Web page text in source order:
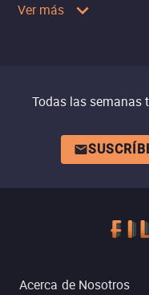
Ver más
Todas las semanas
Acerca de Nosotros